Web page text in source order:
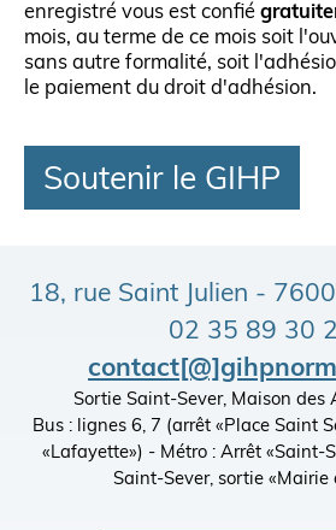
enregistré vous est confié
mois, au terme de ce mois soit
sans autre formalité, soit
le paiement du droit d'adhésion.
Soutenir le GIHP
18, rue Saint Julien -
02 35 89 30
Sortie Saint-Sever, Maison des
Bus : lignes 6, 7 (arrêt «Place Saint
«Lafayette») - Métro : Arrêt «Saint-
Saint-Sever, sortie